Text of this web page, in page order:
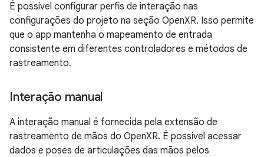
É possível configurar perfis de interação nas
configurações do projeto na seção OpenXR. Isso permite
que o app mantenha o mapeamento de entrada
consistente em diferentes controladores e métodos de
rastreamento.
Interação manual
A interação manual é fornecida pela extensão de
rastreamento de mãos do OpenXR. É possível acessar
dados e poses de articulações das mãos pelos